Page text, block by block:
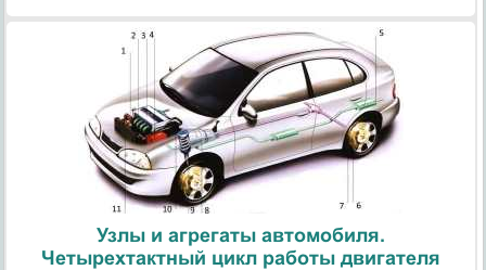
Узлы и агрегаты автомобиля.
Четырехтактный цикл работы двигателя